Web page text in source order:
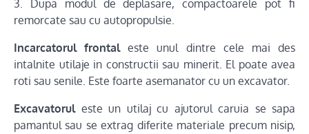
3. Dupa modul de deplasare, compactoarele pot fi
remorcate sau cu autopropulsie.
Incarcatorul frontaleste unul dintre cele mai des
intalnite utilaje in constructii sau minerit. El poate avea
roti sau senile. Este foarte asemanator cu un excavator.
Excavatoruleste un utilaj cu ajutorul caruia se sapa
pamantul sau se extrag diferite materiale precum nisip,